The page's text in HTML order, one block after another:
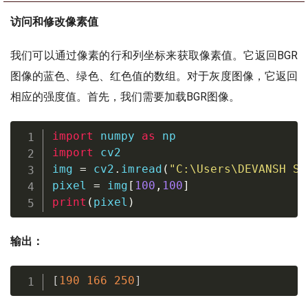
访问和修改像素值
我们可以通过像素的行和列坐标来获取像素值。它返回BGR
图像的蓝色、绿色、红色值的数组。对于灰度图像，它返回
相应的强度值。首先，我们需要加载BGR图像。
import numpy as
import cv2
img = cv2 . imread ( "C:\Users\DEVANSH
pixel = img [ 100 , 100]
print ( pixel )
输出：
[ 190 166 250]